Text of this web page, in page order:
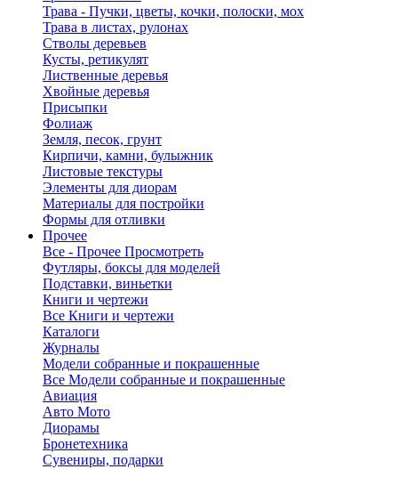
Трава - Пучки, цветы, кочки, полоски, мох
Трава в листах, рулонах
Стволы деревьев
Кусты, ретикулят
Лиственные деревья
Хвойные деревья
Присыпки
Фолиаж
Земля, песок, грунт
Кирпичи, камни, булыжник
Листовые текстуры
Элементы для диорам
Материалы для постройки
Формы для отливки
Прочее
Все - Прочее Просмотреть
Футляры, боксы для моделей
Подставки, виньетки
Книги и чертежи
Все Книги и чертежи
Каталоги
Журналы
Модели собранные и покрашенные
Все Модели собранные и покрашенные
Авиация
Авто Мото
Диорамы
Бронетехника
Сувениры, подарки